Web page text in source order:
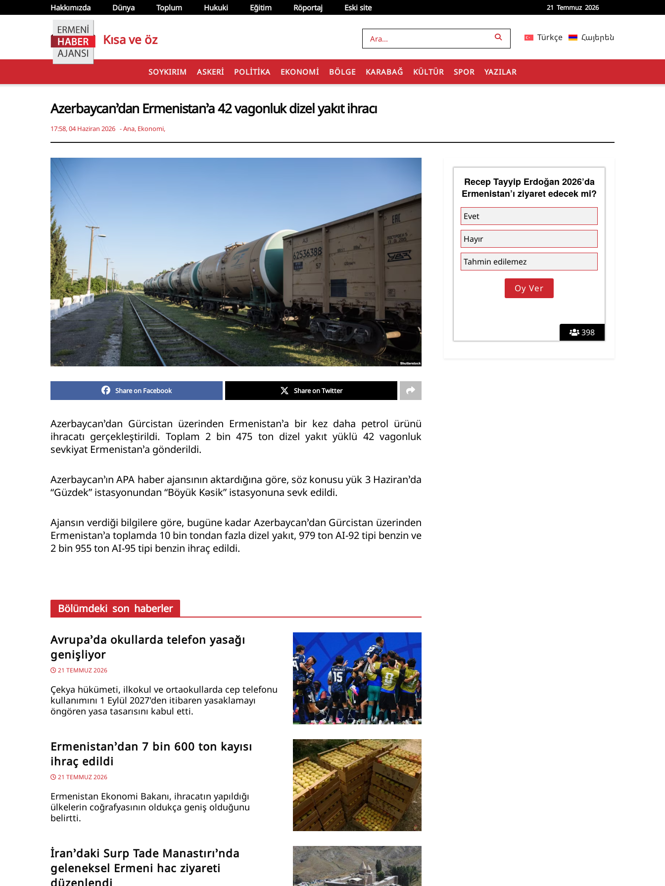
Hakkımızda Dünya Toplum Hukuki Eğitim Röportaj Eski site 21 Temmuz 2026
Kısa ve öz Türkçe Հայերեն
SOYKIRIM ASKERI POLITIKA EKONOMI BÖLGE KARABAĞ KÜLTÜR SPOR YAZILAR
Azerbaycan’dan Ermenistan’a 42 vagonluk dizel yakıt ihracı
17:58, 04 Haziran 2026 -Ana, Ekonomi,
Share on Facebook Share on Twitter
Azerbaycan’dan Gürcistan üzerinden Ermenistan’a bir kez daha petrol ürünü
ihracatı gerçekleştirildi. Toplam 2 bin 475 ton dizel yakıt yüklü 42 vagonluk
sevkiyat Ermenistan’a gönderildi.
Azerbaycan’ın APA haber ajansının aktardığına göre, söz konusu yük 3 Haziran’da
“Güzdek” istasyonundan “Böyük Kəsik” istasyonuna sevk edildi.
Ajansın verdiği bilgilere göre, bugüne kadar Azerbaycan’dan Gürcistan üzerinden
Ermenistan’a toplamda 10 bin tondan fazla dizel yakıt, 979 ton AI-92 tipi benzin ve
2 bin 955 ton AI-95 tipi benzin ihraç edildi.
Bölümdeki son haberler
Avrupa’da okullarda telefon yasağı
genişliyor
21 TEMMUZ 2026
Çekya hükümeti, ilkokul ve ortaokullarda cep telefonu
kullanımını 1 Eylül 2027'den itibaren yasaklamayı
öngören yasa tasarısını kabul etti.
Ermenistan’dan 7 bin 600 ton kayısı
ihraç edildi
21 TEMMUZ 2026
Ermenistan Ekonomi Bakanı, ihracatın yapıldığı
ülkelerin coğrafyasının oldukça geniş olduğunu
belirtti.
İran’daki Surp Tade Manastırı’nda
geleneksel Ermeni hac ziyareti
düzenlendi
398
Recep Tayyip Erdoğan 2026’da
Ermenistan’ı ziyaret edecek mi?
Evet
Hayır
Tahmin edilemez